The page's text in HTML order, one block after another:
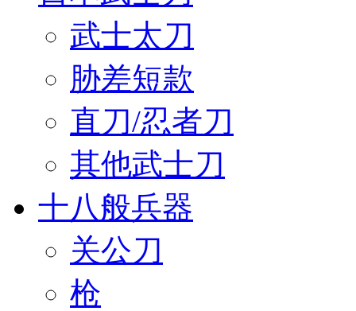
武士太刀
胁差短款
直刀/忍者刀
其他武士刀
十八般兵器
关公刀
枪